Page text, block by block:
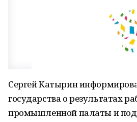
Сергей Катырин
государства о результатах
промышленной палаты и